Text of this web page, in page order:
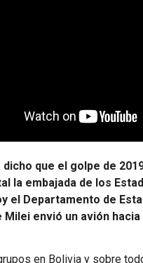
dicho que el golpe de
la embajada de los
el Departamento de
envió un avión
en Bolivia y sobre